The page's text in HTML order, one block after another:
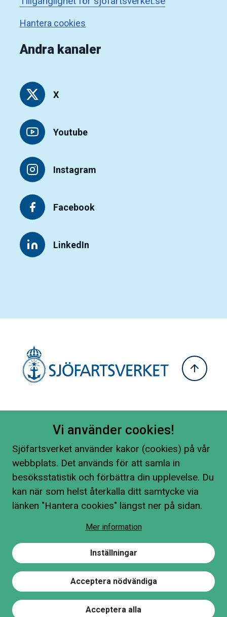
Hantera cookies
Andra kanaler
X
Youtube
Instagram
Facebook
LinkedIn
Vi använder cookies!
Sjöfartsverket använder kakor (cookies) på vår
webbplats. Det används för att samla in
besöksstatistik och förbättra din upplevelse. Du
kan när som helst återkalla ditt samtycke via
länken "Hantera cookies" längst ner på sidan.
Mer information
Inställningar
Acceptera nödvändiga
Acceptera alla